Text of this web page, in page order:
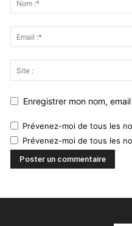
Enregistrer mon nom,
Prévenez-moi de tous les
Prévenez-moi de tous les